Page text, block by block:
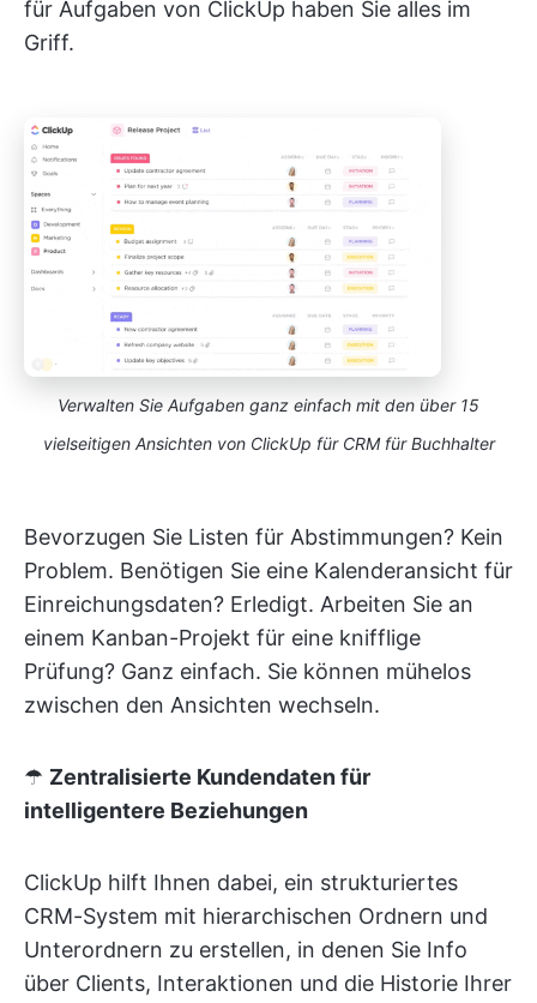
für Aufgaben von ClickUp haben Sie alles im
Griff.
Verwalten Sie Aufgaben ganz einfach mit den über 15
vielseitigen Ansichten von ClickUp für CRM für Buchhalter
Bevorzugen Sie Listen für Abstimmungen? Kein
Problem. Benötigen Sie eine Kalenderansicht für
Einreichungsdaten? Erledigt. Arbeiten Sie an
einem Kanban-Projekt für eine knifflige
Prüfung? Ganz einfach. Sie können mühelos
zwischen den Ansichten wechseln.
☂ Zentralisierte Kundendaten für
intelligentere Beziehungen
ClickUp hilft Ihnen dabei, ein strukturiertes
CRM-System mit hierarchischen Ordnern und
Unterordnern zu erstellen, in denen Sie Info
über Clients, Interaktionen und die Historie Ihrer